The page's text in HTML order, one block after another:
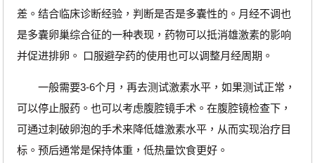
差。结合临床诊断经验，判断是否是多囊性的。月经不调也
是多囊卵巢综合征的一种表现，药物可以抵消雄激素的影响
并促进排卵。 口服避孕药的使用也可以调整月经周期。
一般需要3-6个月，再去测试激素水平，如果测试正常，
可以停止服药。也可以考虑腹腔镜手术。在腹腔镜检查下，
可通过刺破卵泡的手术来降低雄激素水平，从而实现治疗目
标。预后通常是保持体重，低热量饮食更好。